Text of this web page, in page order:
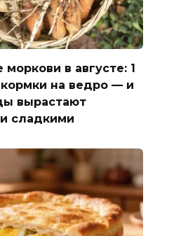
в августе: 1
на ведро — и
вырастают
сладкими